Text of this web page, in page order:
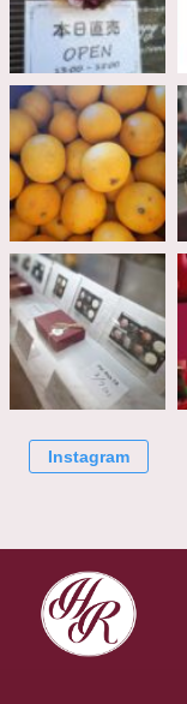
Instagram